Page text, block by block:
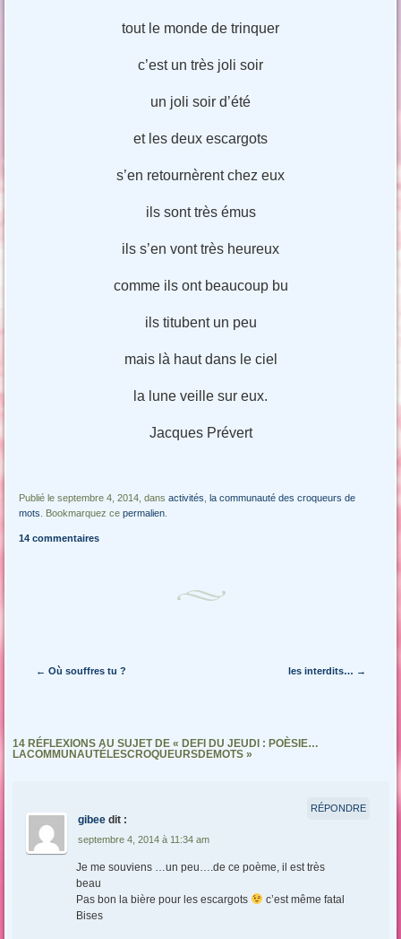
tout le monde de trinquer
c’est un très joli soir
un joli soir d’été
et les deux escargots
s’en retournèrent chez eux
ils sont très émus
ils s’en vont très heureux
comme ils ont beaucoup bu
ils titubent un peu
mais là haut dans le ciel
la lune veille sur eux.
Jacques Prévert
Publié le septembre 4, 2014, dansactivités ,la communauté des croqueurs de
mots
. Bookmarquez cepermalien
14 commentaires
Navigation des articles
← Où souffres tu ? les interdits… →
14 RÉFLEXIONS AU SUJET DE « DEFI DU JEUDI : POÈSIE…
LACOMMUNAUTÉLESCROQUEURSDEMOTS»
gibee dit :
septembre 4, 2014 à 11:34 am
Je me souviens …un peu….de ce poème, il est très
beau
Pas bon la bière pour les escargots
c’est même fatal
Bises
RÉPONDRE